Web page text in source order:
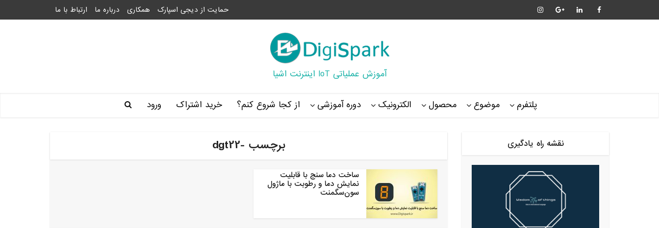
حمایت از دیجی اسپارک همکاری درباره ما ارتباط با ما
آموزش عملیاتی IoT اینترنت اشیا
پلتفرم موضوع محصول الکترونیک دوره آموزشی از کجا شروع کنم؟ خرید اشتراک ورود
برچسب -dgt22
ساخت دما سنج با قابلیت
نمایش دما و رطوبت با ماژول
سون‌سگمنت
نقشه راه یادگیری